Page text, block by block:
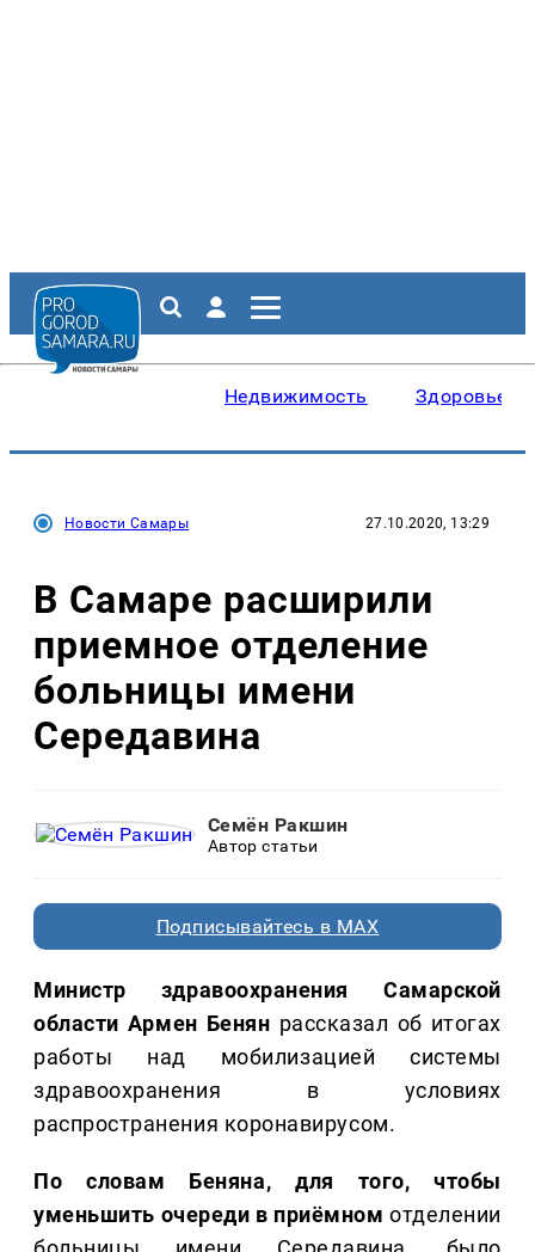
Недвижимость Здоровье
Новости Самары 27.10.2020, 13:29
В Самаре расширили
приемное отделение
больницы имени
Середавина
Семён Ракшин
Автор статьи
Подписывайтесь в MAX
Министр здравоохранения Самарской
области Армен Бенян рассказал об итогах
работы над мобилизацией системы
здравоохранения в условиях
распространения коронавирусом.
По словам Беняна, для того, чтобы
уменьшить очереди в приёмном отделении